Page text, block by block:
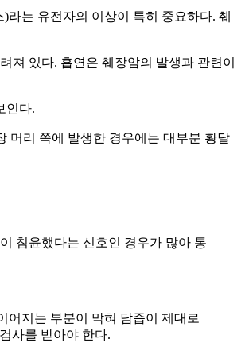
는 유전자의 이상이 특히 중요하다. 췌
져 있다. 흡연은 췌장암의 발생과 관련이
인다.
머리 쪽에 발생한 경우에는 대부분 황달
침윤했다는 신호인 경우가 많아 통
어지는 부분이 막혀 담즙이 제대로
사를 받아야 한다.